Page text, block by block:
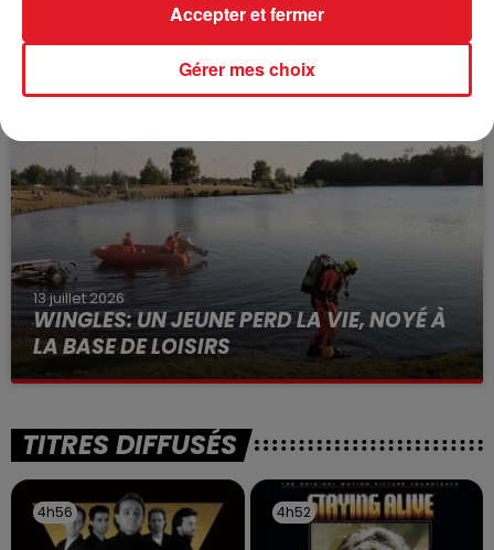
BÉTHUNE: ENQUÊTE POUR HOMICIDE
VOLONTAIRE EN COURS, APRÈS LA...
Selon les premiers éléments, le logement servait
13 juillet 2026
WINGLES: UN JEUNE PERD LA VIE, NOYÉ À
LA BASE DE LOISIRS
La victime a coulé à pic
TITRES DIFFUSÉS
4h56
4h56 4h52
4h52
Gérer mes choix
Accepter et fermer